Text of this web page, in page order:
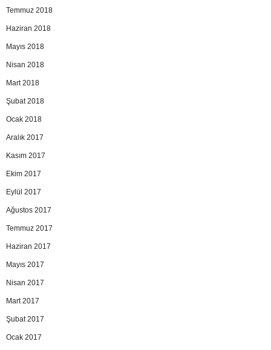
Temmuz 2018
Haziran 2018
Mayıs 2018
Nisan 2018
Mart 2018
Şubat 2018
Ocak 2018
Aralık 2017
Kasım 2017
Ekim 2017
Eylül 2017
Ağustos 2017
Temmuz 2017
Haziran 2017
Mayıs 2017
Nisan 2017
Mart 2017
Şubat 2017
Ocak 2017